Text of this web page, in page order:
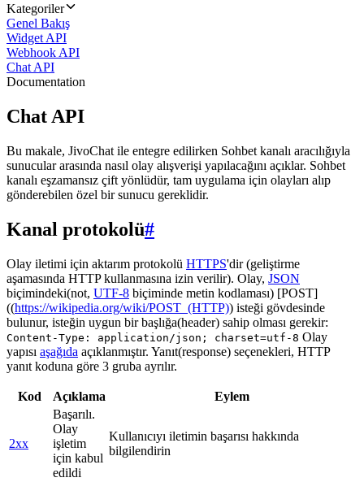
Kategoriler
Genel Bakış
Widget API
Webhook API
Chat API
Documentation
Chat API
Bu makale, JivoChat ile entegre edilirken Sohbet kanalı aracılığıyla
sunucular arasında nasıl olay alışverişi yapılacağını açıklar. Sohbet
kanalı eşzamansız çift yönlüdür, tam uygulama için olayları alıp
gönderebilen özel bir sunucu gereklidir.
Kanal protokolü#
Olay iletimi için aktarım protokolü HTTPS'dir (geliştirme
aşamasında HTTP kullanmasına izin verilir). Olay, JSON
biçimindeki(not, UTF-8 biçiminde metin kodlaması) [POST]
((https://wikipedia.org/wiki/POST_(HTTP)) isteği gövdesinde
bulunur, isteğin uygun bir başlığa(header) sahip olması gerekir:
Content-Type: application/json; charset=utf-8 Olay
yapısı aşağıda açıklanmıştır. Yanıt(response) seçenekleri, HTTP
yanıt koduna göre 3 gruba ayrılır.
Kod Açıklama Eylem
2xx
Başarılı.
Olay
işletim
için kabul
edildi
Kullanıcıyı iletimin başarısı hakkında
bilgilendirin